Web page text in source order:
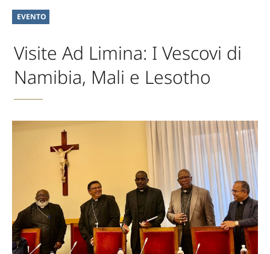
EVENTO
Visite Ad Limina: I Vescovi di
Namibia, Mali e Lesotho